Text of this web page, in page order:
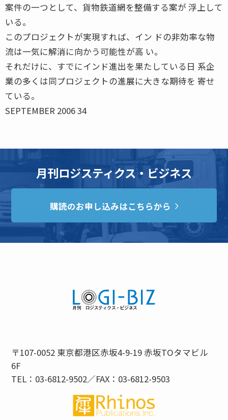
案件の一つとして、貨物鉄道網を整備する案が 浮上して
いる。
このプロジェクトが実現すれば、イン ドの非効率な物
流は一気に解消に向かう可能性が高 い。
それだけに、すでにインド進出を果たしている日 系企
業の多くは同プロジェクトの進展に大きな期待を 寄せ
ている。
SEPTEMBER 2006 34
月刊ロジスティクス・ビジネス
購読のお申し込みはこちらから
〒107-0052 東京都港区赤坂4-9-19 赤坂TOタマビル
6F
TEL：03-6812-9502／FAX：03-6812-9503